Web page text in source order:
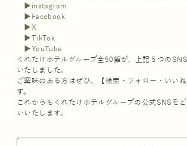
▶️instagram
▶️Facebook
▶️X
▶️TikTok
▶️YouTube
くれたけホテルグループ全50館が、上記５つの
いたしました。
ご興味のある方はぜひ、【検索・フォロー・いい
す。
これからもくれたけホテルグループの公式SNSを
いいたします。